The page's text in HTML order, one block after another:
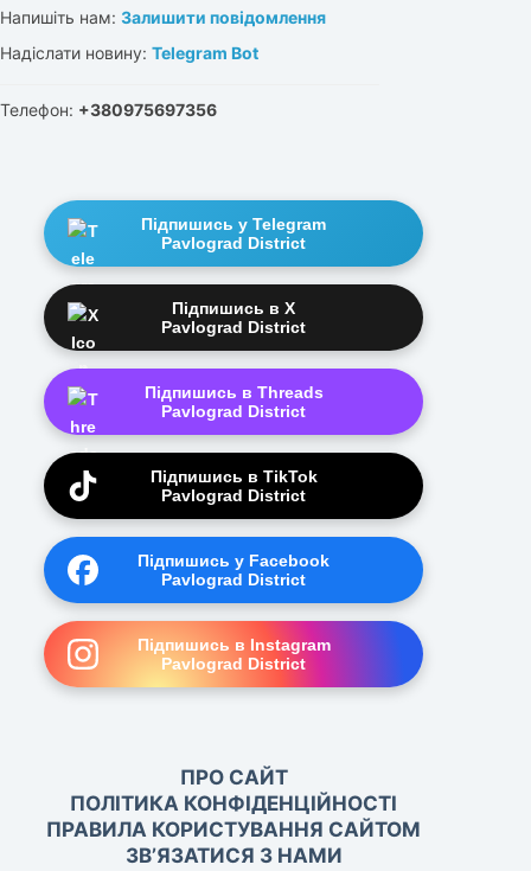
Напишіть нам: Залишити повідомлення
Надіслати новину: Telegram Bot
Телефон: +380975697356
Підпишись у Telegram
Pavlograd District
Підпишись в X
Pavlograd District
Підпишись в Threads
Pavlograd District
Підпишись в TikTok
Pavlograd District
Підпишись у Facebook
Pavlograd District
Підпишись в Instagram
Pavlograd District
ПРО САЙТ
ПОЛІТИКА КОНФІДЕНЦІЙНОСТІ
ПРАВИЛА КОРИСТУВАННЯ САЙТОМ
ЗВ’ЯЗАТИСЯ З НАМИ